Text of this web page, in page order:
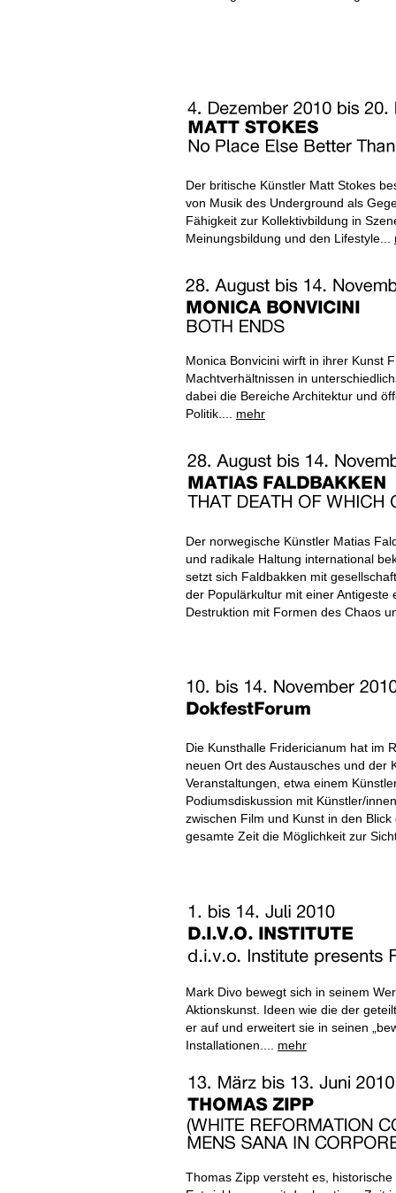
Der britische Künstler Matt Stokes
von Musik des Underground als
Fähigkeit zur Kollektivbildung in
Meinungsbildung und den Lifestyle...
Monica Bonvicini wirft in ihrer Kunst
Machtverhältnissen in
dabei die Bereiche Architektur und
Politik.... mehr
Der norwegische Künstler Matias
und radikale Haltung international
setzt sich Faldbakken mit
der Populärkultur mit einer
Destruktion mit Formen des Chaos
Die Kunsthalle Fridericianum hat im
neuen Ort des Austausches und der
Veranstaltungen, etwa einem
Podiumsdiskussion mit Künstler/
zwischen Film und Kunst in den
gesamte Zeit die Möglichkeit zur
Mark Divo bewegt sich in seinem
Aktionskunst. Ideen wie die der
er auf und erweitert sie in seinen
Installationen.... mehr
Thomas Zipp versteht es,